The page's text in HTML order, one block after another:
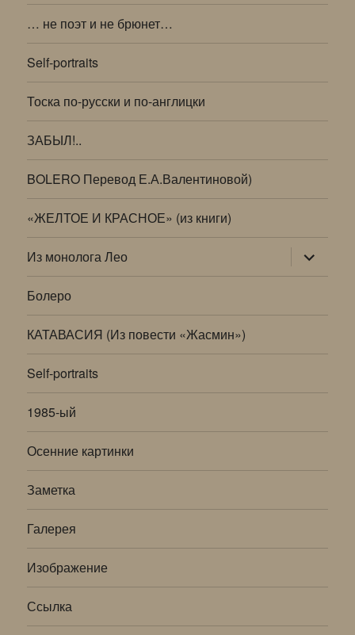
… не поэт и не брюнет…
Self-portraits
Тоска по-русски и по-англицки
ЗАБЫЛ!..
BOLERO Перевод Е.А.Валентиновой)
«ЖЕЛТОЕ И КРАСНОЕ» (из книги)
Из монолога Лео раскрыть
дочернее
меню
Болеро
КАТАВАСИЯ (Из повести «Жасмин»)
Self-portraits
1985-ый
Осенние картинки
Заметка
Галерея
Изображение
Ссылка